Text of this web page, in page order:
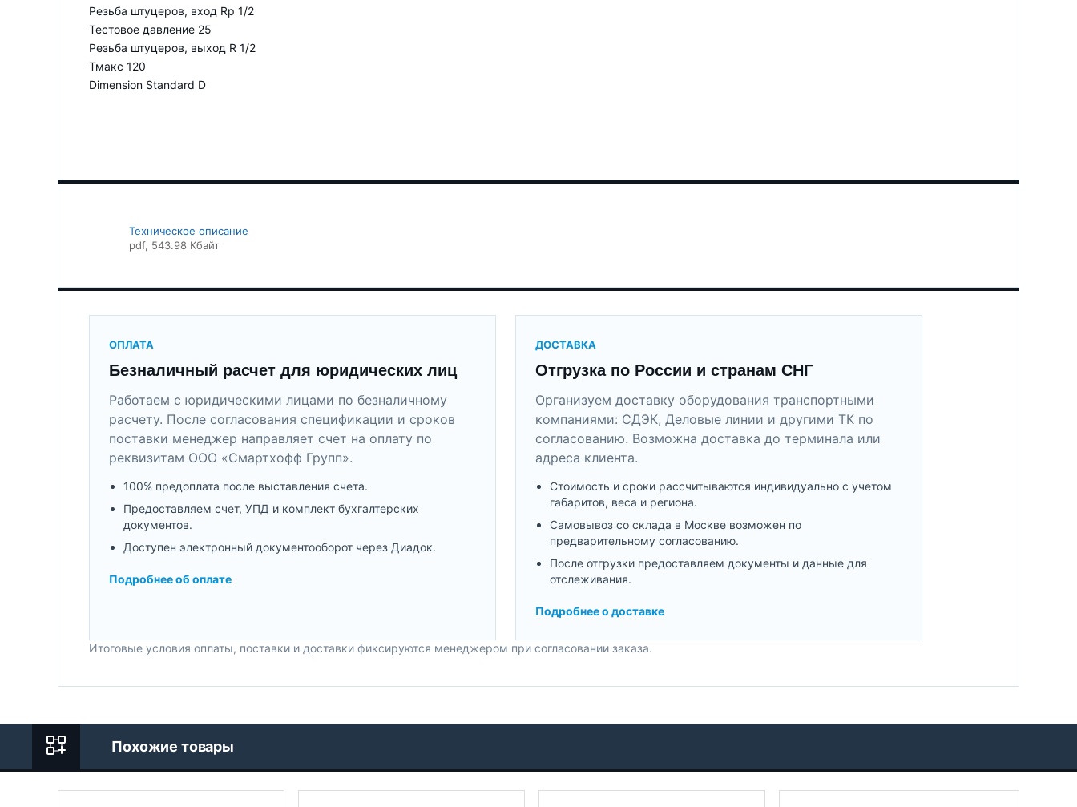
Резьба штуцеров, вход Rp 1/2
Тестовое давление 25
Резьба штуцеров, выход R 1/2
Тмакс 120
Dimension Standard D
Техническое описание
pdf, 543.98 Кбайт
ОПЛАТА
Безналичный расчет для юридических лиц
Работаем с юридическими лицами по безналичному
расчету. После согласования спецификации и сроков
поставки менеджер направляет счет на оплату по
реквизитам ООО «Смартхофф Групп».
100% предоплата после выставления счета.
Предоставляем счет, УПД и комплект бухгалтерских
документов.
Доступен электронный документооборот через Диадок.
Подробнее об оплате
ДОСТАВКА
Отгрузка по России и странам СНГ
Организуем доставку оборудования транспортными
компаниями: СДЭК, Деловые линии и другими ТК по
согласованию. Возможна доставка до терминала или
адреса клиента.
Стоимость и сроки рассчитываются индивидуально с учетом
габаритов, веса и региона.
Самовывоз со склада в Москве возможен по
предварительному согласованию.
После отгрузки предоставляем документы и данные для
отслеживания.
Подробнее о доставке
Итоговые условия оплаты, поставки и доставки фиксируются менеджером при согласовании заказа.
Похожие товары